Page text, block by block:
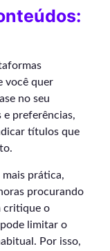
você quer
no seu
e preferências,
títulos que
mais prática,
procurando
critique o
limitar o
Por isso,